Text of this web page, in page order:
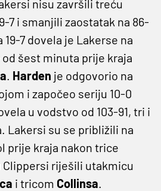
nisu završili treću
7 i smanjili zaostatak na 86-
7 dovela je Lakerse na
od šest minuta prije kraja
. Harden je odgovorio na
i započeo seriju 10-0
u vodstvo od 103-91, tri i
Lakersi su se približili na
prije kraja nakon trice
Clippersi riješili utakmicu
i tricom Collinsa.